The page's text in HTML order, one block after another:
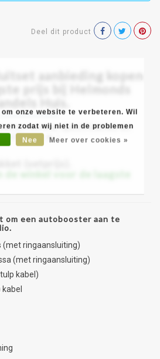
Deel dit product
aanbieding kopen
prijs bij Helmonds
Huis.
review, specificaties en
►►
(setprijs).
de winkel voor de laagste
om een autobooster aan te
(met ringaansluiting)
(met ringaansluiting)
kabel)
onze website te verbeteren. Wil
zodat wij niet in de problemen
Nee Meer over cookies »